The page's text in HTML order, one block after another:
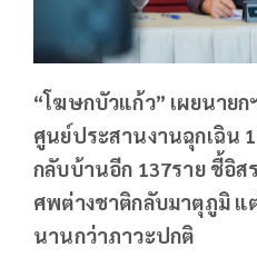
“โฆษกบัวแก้ว” เผยนาย
ศูนย์ประสานงานฉุกเฉิน
กลับบ้านอีก 137ราย ชี้อิส
ศพต่างชาติกลับมาตุภูมิ
นานกว่าภาวะปกติ